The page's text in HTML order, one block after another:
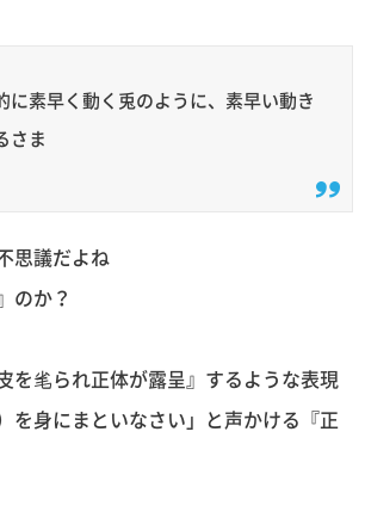
に素早く動く兎のように、素早い動き
さま
思議だよね
のか？
を毟られ正体が露呈』するような表現
を身にまといなさい」と声かける『正